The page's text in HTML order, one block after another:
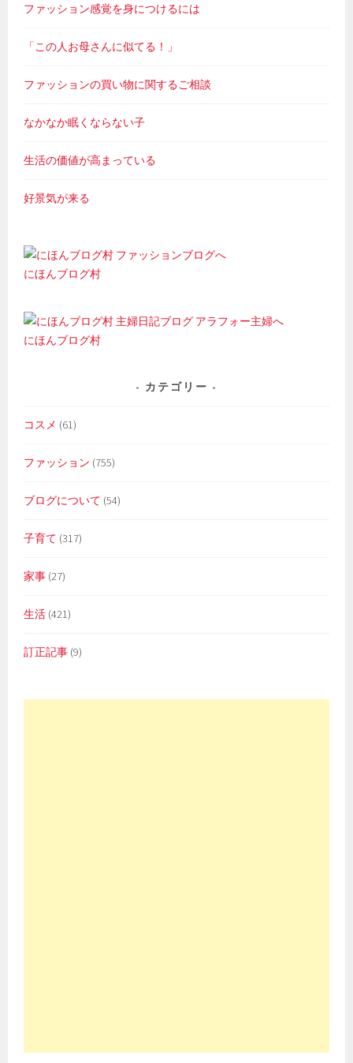
ファッション感覚を身につけるには
「この人お母さんに似てる！」
ファッションの買い物に関するご相談
なかなか眠くならない子
生活の価値が高まっている
好景気が来る
にほんブログ村
にほんブログ村
カテゴリー
コスメ (61)
ファッション (755)
ブログについて (54)
子育て (317)
家事 (27)
生活 (421)
訂正記事 (9)